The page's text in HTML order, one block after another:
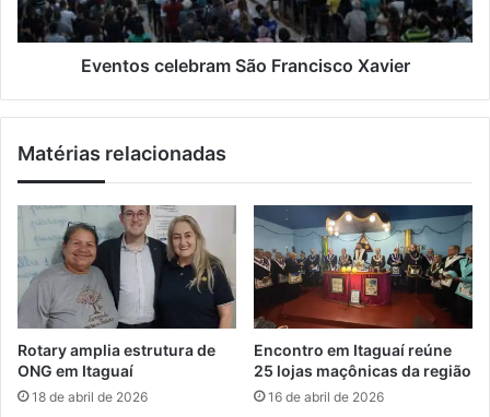
v
a
s
c
e
a
m
F
a
c
s
Eventos celebram São Francisco Xavier
Matérias relacionadas
Rotary amplia estrutura de
ONG em Itaguaí
18 de abril de 2026
Encontro em Itaguaí reúne
25 lojas maçônicas da região
16 de abril de 2026